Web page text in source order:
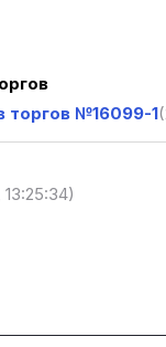
торгов №16099-1